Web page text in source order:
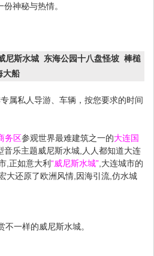
神秘与热情。
尼斯水城 东海公园十八盘怪坡 棒槌
大船
属私人导游、车辆，按您要求的时间
务区参观世界最难建筑之一的大连国
音乐主题威尼斯水城,人人都知道大连
,正如意大利 “威尼斯水城” ,大连城市的
大还原了欧洲风情,因海引流,仿水城
不一样的威尼斯水城。